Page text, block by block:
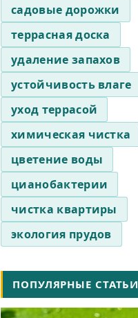
садовые дорожки
террасная доска
удаление запахов
устойчивость влаге
уход террасой
химическая чистка
цветение воды
цианобактерии
чистка квартиры
экология прудов
ПОПУЛЯРНЫЕ СТАТЬИ